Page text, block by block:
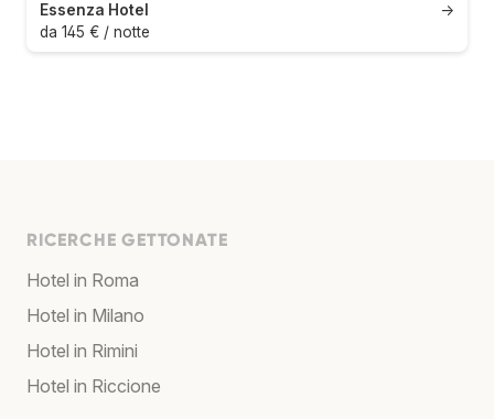
→
Essenza Hotel
da 145 € / notte
RICERCHE GETTONATE
Hotel in Roma
Hotel in Milano
Hotel in Rimini
Hotel in Riccione